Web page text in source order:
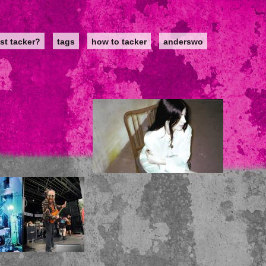
tacker? tags how to tacker anderswo